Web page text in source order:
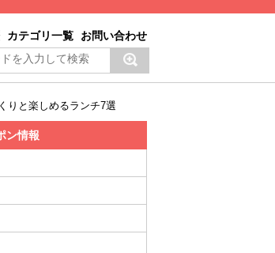
カテゴリ一覧 お問い合わせ
りと楽しめるランチ7選
ン情報